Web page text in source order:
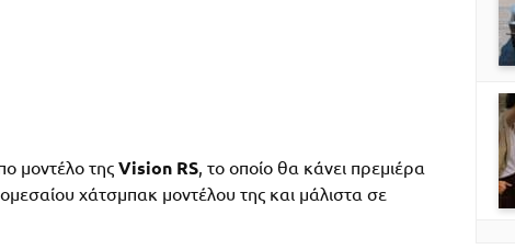
μοντέλο της Vision RS, το οποίο θα κάνει πρεμιέρα
χάτσμπακ μοντέλου της και μάλιστα σε